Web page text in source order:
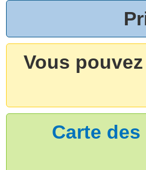
Vous
Carte